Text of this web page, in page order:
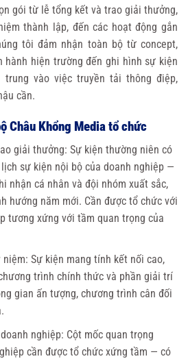
gói từ lễ tổng kết và trao giải thưởng,
thành lập, đến các hoạt động gắn
tôi đảm nhận toàn bộ từ concept,
hành hiện trường đến ghi hình sự kiện
vào việc truyền tải thông điệp,
cần.
Châu Khổng Media tổ chức
giải thưởng: Sự kiện thường niên có
sự kiện nội bộ của doanh nghiệp —
nhận cá nhân và đội nhóm xuất sắc,
hướng năm mới. Cần được tổ chức với
tương xứng với tầm quan trọng của
Sự kiện mang tính kết nối cao,
trình chính thức và phần giải trí
gian ấn tượng, chương trình cân đối
nghiệp: Cột mốc quan trọng
cần được tổ chức xứng tầm — có